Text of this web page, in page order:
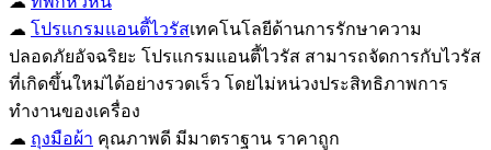
☁ โปรแกรมแอนตี้ไวรัสเทคโนโลยีด้านการรักษาความ
ปลอดภัยอัจฉริยะ โปรแกรมแอนตี้ไวรัส สามารถจัดการกับไวรัส
ที่เกิดขึ้นใหม่ได้อย่างรวดเร็ว โดยไม่หน่วงประสิทธิภาพการ
ทำงานของเครื่อง
☁ ถุงมือผ้า คุณภาพดี มีมาตราฐาน ราคาถูก